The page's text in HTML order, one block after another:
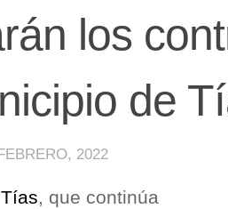
los
de
2022
, que continúa